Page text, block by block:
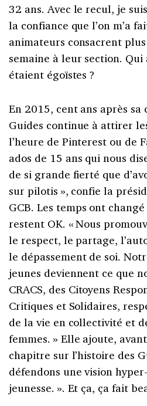
32 ans. Avec le recul, je
la confiance que l’on m’a
animateurs consacrent
semaine à leur section.
étaient égoïstes ?
En 2015, cent ans après
Guides continue à attirer
l’heure de Pinterest ou de
ados de 15 ans qui nous
de si grande fierté que
sur pilotis », confie la
GCB. Les temps ont
restent OK. « Nous
le respect, le partage,
le dépassement de soi.
jeunes deviennent ce que
CRACS, des Citoyens
Critiques et Solidaires,
de la vie en collectivité et
femmes. » Elle ajoute,
chapitre sur l’histoire des
défendons une vision
jeunesse. ». Et ça, ça fait